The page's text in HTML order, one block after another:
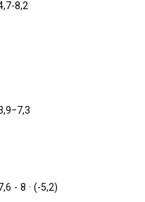
8,2
- 8 · (-5,2)